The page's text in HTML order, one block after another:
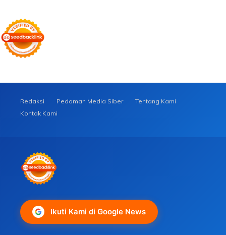
Redaksi Pedoman Media Siber
Tentang Kami
Kontak Kami
Ikuti Kami di Google News